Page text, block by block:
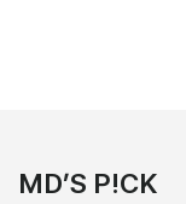
MD’S P!CK